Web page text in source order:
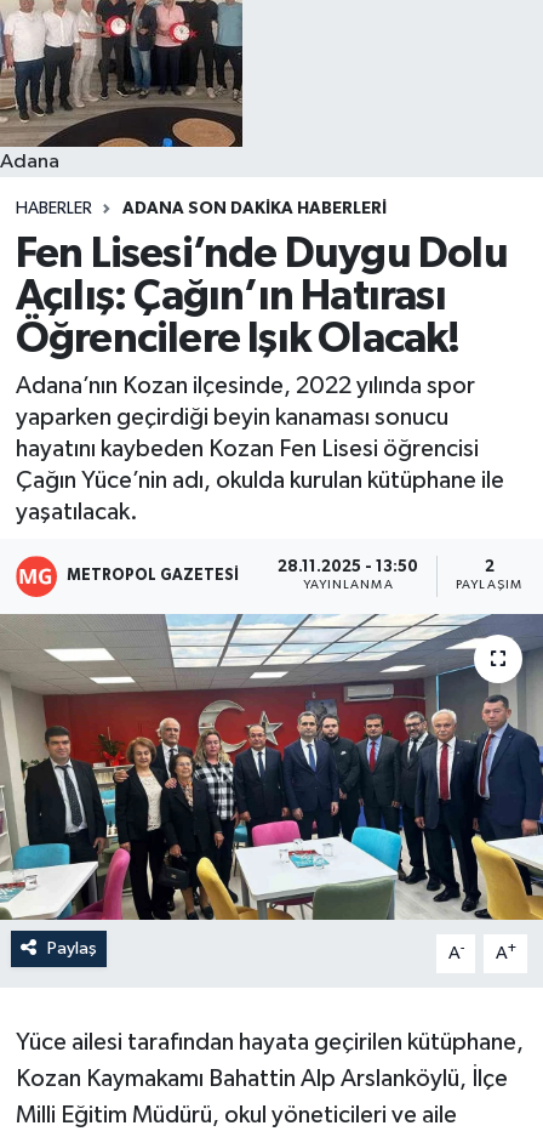
Adana
HABERLER ADANA SON DAKIKA HABERLERI
Fen Lisesi’nde Duygu Dolu
Açılış: Çağın’ın Hatırası
Öğrencilere Işık Olacak!
Adana’nın Kozan ilçesinde, 2022 yılında spor
yaparken geçirdiği beyin kanaması sonucu
hayatını kaybeden Kozan Fen Lisesi öğrencisi
Çağın Yüce’nin adı, okulda kurulan kütüphane ile
yaşatılacak.
METROPOL GAZETESI 28.11.2025 - 13:50
YAYINLANMA
2
PAYLAŞIM
Paylaş A- A+
Yüce ailesi tarafından hayata geçirilen kütüphane,
Kozan Kaymakamı Bahattin Alp Arslanköylü, İlçe
Milli Eğitim Müdürü, okul yöneticileri ve aile
Resmi İlanlar